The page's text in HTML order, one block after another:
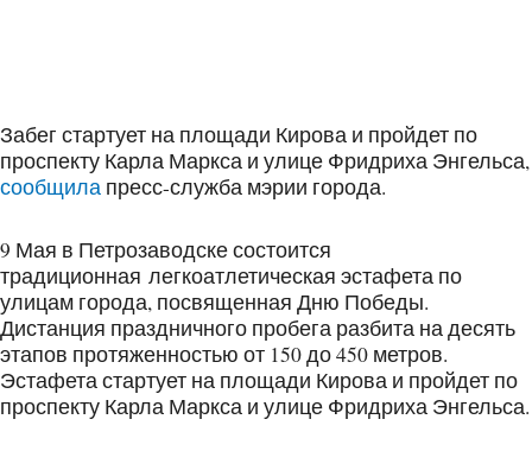
Забег стартует на площади Кирова и пройдет по
проспекту Карла Маркса и улице Фридриха Энгельса,
сообщила пресс-служба мэрии города.
9 Мая в Петрозаводске состоится
традиционная легкоатлетическая эстафета по
улицам города, посвященная Дню Победы.
Дистанция праздничного пробега разбита на десять
этапов протяженностью от 150 до 450 метров.
Эстафета стартует на площади Кирова и пройдет по
проспекту Карла Маркса и улице Фридриха Энгельса.